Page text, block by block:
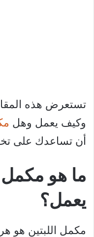
تستعرض هذه
وكيف يعمل وهل
أن تساعدك على
ما هو مكمل
يعمل؟
مكمل اللبتين هو